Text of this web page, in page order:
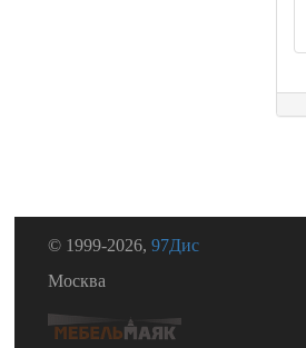
© 1999-2026,97Дис
Москва